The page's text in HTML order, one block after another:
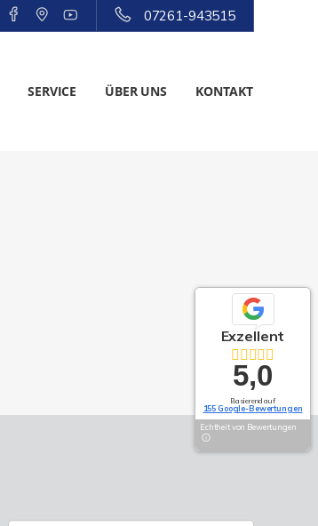
07261-943515
SERVICE ÜBER UNS KONTAKT
Exzellent
5,0
Basierend auf
155 Google-Bewertungen
Echtheit von Bewertungen